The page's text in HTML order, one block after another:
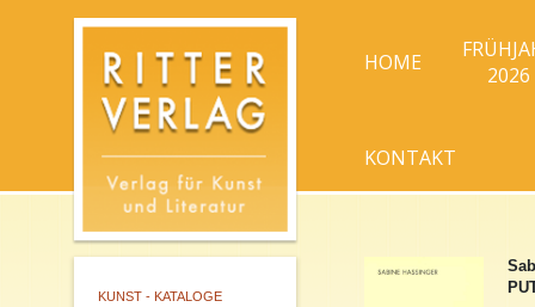
HOME
2026
KONTAKT
KUNST - KATALOGE